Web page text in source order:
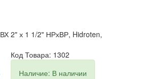
2" х 1 1/2" НРхВР, Hidroten,
Код Товара: 1302
Наличие: В наличии